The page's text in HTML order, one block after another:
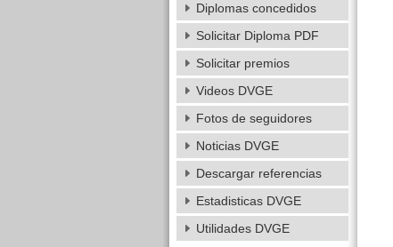
Diplomas concedidos
Solicitar Diploma PDF
Solicitar premios
Videos DVGE
Fotos de seguidores
Noticias DVGE
Descargar referencias
Estadisticas DVGE
Utilidades DVGE